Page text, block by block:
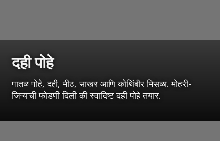
दही पोहे
पातळ पोहे, दही, मीठ, साखर आणि कोथिंबीर मिसळा. मोहरी-
जिऱ्याची फोडणी दिली की स्वादिष्ट दही पोहे तयार.